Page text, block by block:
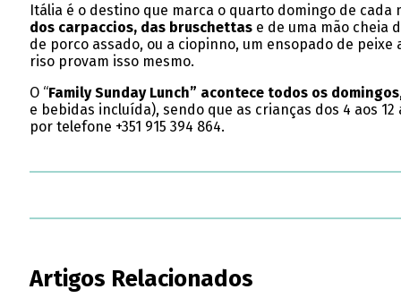
Itália é o destino que marca o quarto domingo de
dos carpaccios, das bruschettase de uma mão cheia
de porco assado, ou a ciopinno, um ensopado de
riso provam isso mesmo.
O “Family Sunday Lunch” acontece todos os domingos
e bebidas incluída), sendo que as crianças dos 4 aos
por telefone +351 915 394 864.
Artigos Relacionados